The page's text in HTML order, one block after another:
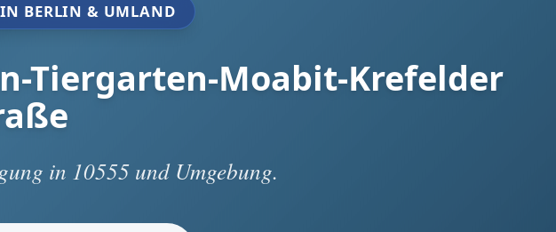
IN BERLIN & UMLAND
Tiergarten-Moabit-Krefelder
in 10555 und Umgebung.